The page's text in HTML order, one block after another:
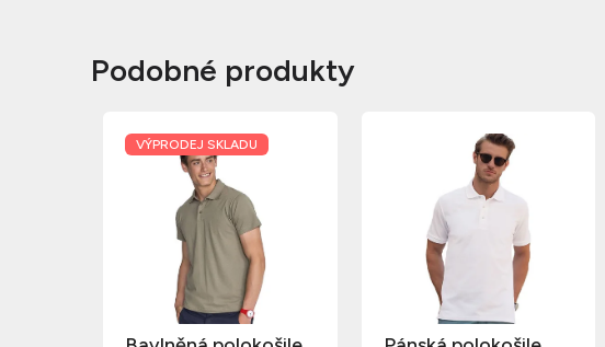
Podobné produkty
VÝPRODEJ SKLADU